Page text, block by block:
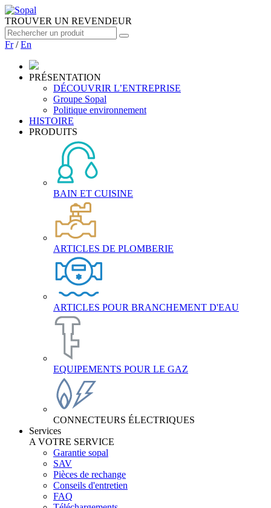
TROUVER UN REVENDEUR
Fr/En
PRÉSENTATION
DÉCOUVRIR L’ENTREPRISE
Groupe Sopal
Politique environnement
HISTOIRE
PRODUITS
BAIN ET CUISINE
ARTICLES DE PLOMBERIE
ARTICLES POUR BRANCHEMENT D'EAU
EQUIPEMENTS POUR LE GAZ
CONNECTEURS ÉLECTRIQUES
Services
A VOTRE SERVICE
Garantie sopal
SAV
Pièces de rechange
Conseils d'entretien
FAQ